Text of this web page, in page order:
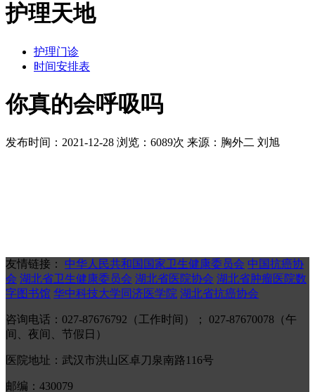
护理天地
护理门诊
时间安排表
你真的会呼吸吗
发布时间：2021-12-28 浏览：6089次 来源：胸外二 刘旭
友情链接： 中华人民共和国国家卫生健康委员会 中国抗癌协
会 湖北省卫生健康委员会 湖北省医院协会 湖北省肿瘤医院数
字图书馆 华中科技大学同济医学院 湖北省抗癌协会
咨询电话：027-87676792（工作时间）； 027-87670078（午
间、夜间、节假日）
医院地址：武汉市洪山区卓刀泉南路116号
邮编：430079